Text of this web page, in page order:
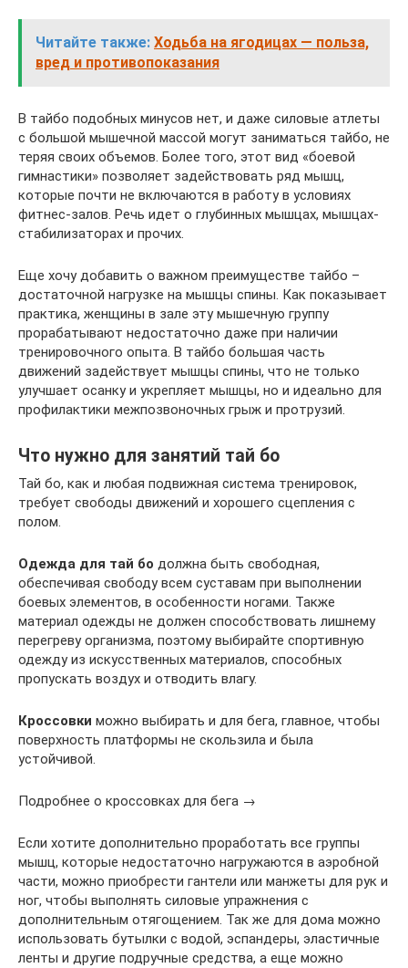
Читайте также: Ходьба на ягодицах — польза,
вред и противопоказания
В тайбо подобных минусов нет, и даже силовые атлеты
с большой мышечной массой могут заниматься тайбо, не
теряя своих объемов. Более того, этот вид «боевой
гимнастики» позволяет задействовать ряд мышц,
которые почти не включаются в работу в условиях
фитнес-залов. Речь идет о глубинных мышцах, мышцах-
стабилизаторах и прочих.
Еще хочу добавить о важном преимуществе тайбо –
достаточной нагрузке на мышцы спины. Как показывает
практика, женщины в зале эту мышечную группу
прорабатывают недостаточно даже при наличии
тренировочного опыта. В тайбо большая часть
движений задействует мышцы спины, что не только
улучшает осанку и укрепляет мышцы, но и идеально для
профилактики межпозвоночных грыж и протрузий.
Что нужно для занятий тай бо
Тай бо, как и любая подвижная система тренировок,
требует свободы движений и хорошего сцепления с
полом.
Одежда для тай бо должна быть свободная,
обеспечивая свободу всем суставам при выполнении
боевых элементов, в особенности ногами. Также
материал одежды не должен способствовать лишнему
перегреву организма, поэтому выбирайте спортивную
одежду из искусственных материалов, способных
пропускать воздух и отводить влагу.
Кроссовки можно выбирать и для бега, главное, чтобы
поверхность платформы не скользила и была
устойчивой.
Подробнее о кроссовках для бега →
Если хотите дополнительно проработать все группы
мышц, которые недостаточно нагружаются в аэробной
части, можно приобрести гантели или манжеты для рук и
ног, чтобы выполнять силовые упражнения с
дополнительным отягощением. Так же для дома можно
использовать бутылки с водой, эспандеры, эластичные
ленты и другие подручные средства, а еще можно